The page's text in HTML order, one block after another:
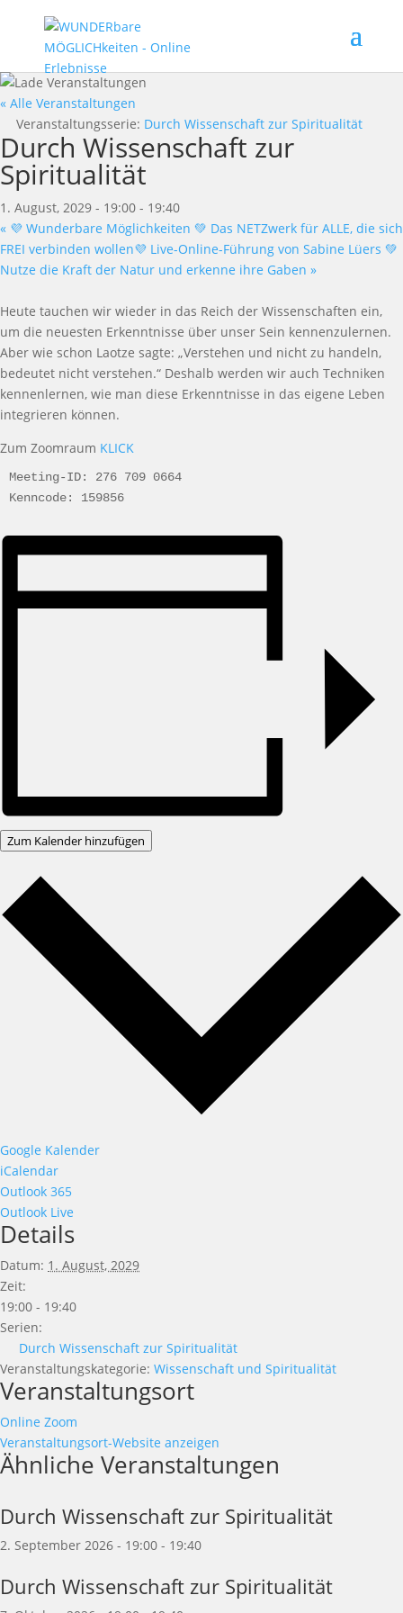
« Alle Veranstaltungen
Veranstaltungsserie: Durch Wissenschaft zur Spiritualität
Durch Wissenschaft zur
Spiritualität
1. August, 2029 - 19:00 - 19:40
« 💜 Wunderbare Möglichkeiten 💚 Das NETZwerk für ALLE, die sich
FREI verbinden wollen💜 Live-Online-Führung von Sabine Lüers 💚
Nutze die Kraft der Natur und erkenne ihre Gaben »
Heute tauchen wir wieder in das Reich der Wissenschaften ein,
um die neuesten Erkenntnisse über unser Sein kennenzulernen.
Aber wie schon Laotze sagte: „Verstehen und nicht zu handeln,
bedeutet nicht verstehen.“ Deshalb werden wir auch Techniken
kennenlernen, wie man diese Erkenntnisse in das eigene Leben
integrieren können.
Zum Zoomraum KLICK
Meeting-ID: 276 709 0664
Zum Kalender hinzufügen
Google Kalender
iCalendar
Outlook 365
Outlook Live
Details
Datum: 1. August, 2029
Zeit:
19:00 - 19:40
Serien:
Durch Wissenschaft zur Spiritualität
Veranstaltungskategorie: Wissenschaft und Spiritualität
Veranstaltungsort
Online Zoom
Veranstaltungsort-Website anzeigen
Ähnliche Veranstaltungen
Durch Wissenschaft zur Spiritualität
2. September 2026 - 19:00 - 19:40
Durch Wissenschaft zur Spiritualität